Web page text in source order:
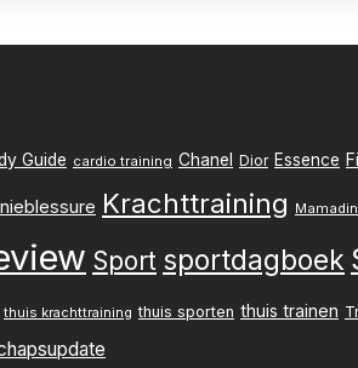
Guide cardio training Chanel Dior Essence
Krachttraining
Sport sportdagboek
thuis krachttraining thuis sporten thuis trainen